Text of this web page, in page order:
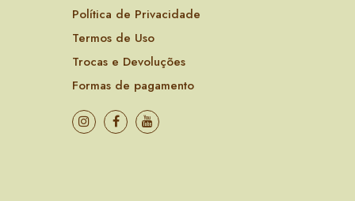
Política de Privacidade
Termos de Uso
Trocas e Devoluções
Formas de pagamento